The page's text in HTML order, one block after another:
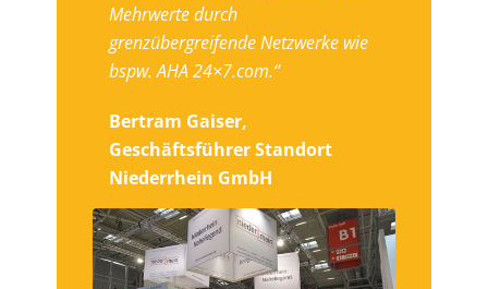
Mehrwerte durch
grenzübergreifende Netzwerke wie
bspw. AHA 24×7.com.“
Bertram Gaiser,
Geschäftsführer Standort
Niederrhein GmbH